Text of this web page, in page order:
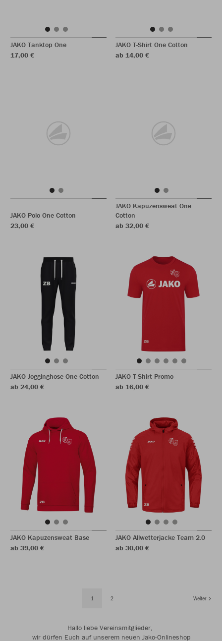
JAKO Tanktop One
17,00 €
JAKO T-Shirt One Cotton
ab 14,00 €
JAKO Polo One Cotton
23,00 €
JAKO Kapuzensweat One
Cotton
ab 32,00 €
JAKO Jogginghose One Cotton
ab 24,00 €
JAKO T-Shirt Promo
ab 16,00 €
JAKO Kapuzensweat Base
ab 39,00 €
JAKO Allwetterjacke Team 2.0
ab 30,00 €
1 2 Weiter
Hallo liebe Vereinsmitglieder,
wir dürfen Euch auf unserem neuen Jako-Onlineshop